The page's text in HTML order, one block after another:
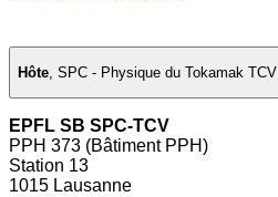
Hôte, SPC - Physique du Tokamak TCV
EPFL SB SPC-TCV
PPH 373 (Bâtiment PPH)
Station 13
1015 Lausanne